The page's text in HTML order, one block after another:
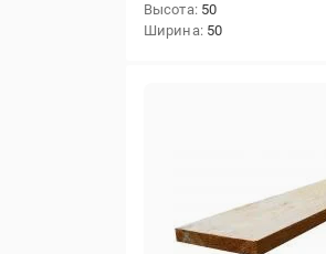
Высота 50
Ширина 50